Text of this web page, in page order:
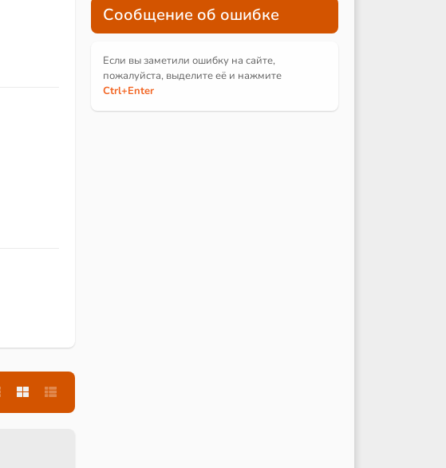
Сообщение об ошибке
Если вы заметили ошибку на сайте,
пожалуйста, выделите её и нажмите
Ctrl+Enter